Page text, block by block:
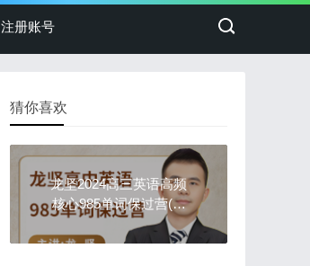
注册账号
猜你喜欢
龙坚2024高三英语高频
核心985单词保过营(视
频+电子讲义)